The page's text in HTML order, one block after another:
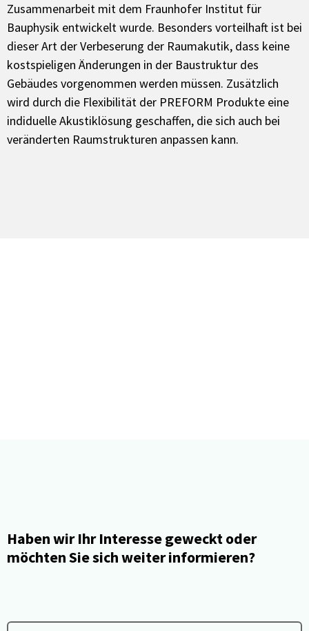
Zusammenarbeit mit dem Fraunhofer Institut für
Bauphysik entwickelt wurde. Besonders vorteilhaft ist bei
dieser Art der Verbeserung der Raumakutik, dass keine
kostspieligen Änderungen in der Baustruktur des
Gebäudes vorgenommen werden müssen. Zusätzlich
wird durch die Flexibilität der PREFORM Produkte eine
indiduelle Akustiklösung geschaffen, die sich auch bei
veränderten Raumstrukturen anpassen kann.
Haben wir Ihr Interesse geweckt oder
möchten Sie sich weiter informieren?